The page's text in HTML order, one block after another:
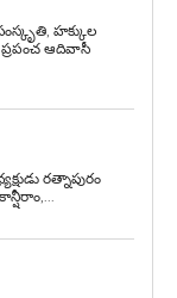
రత్నాపురం